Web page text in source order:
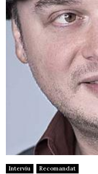
Interviu Recomandat